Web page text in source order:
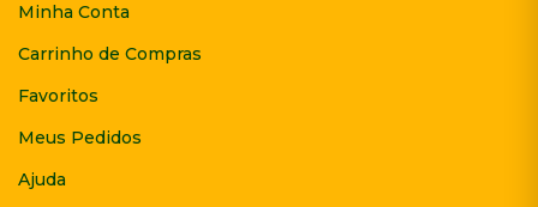
Minha Conta
Carrinho de Compras
Favoritos
Meus Pedidos
Ajuda